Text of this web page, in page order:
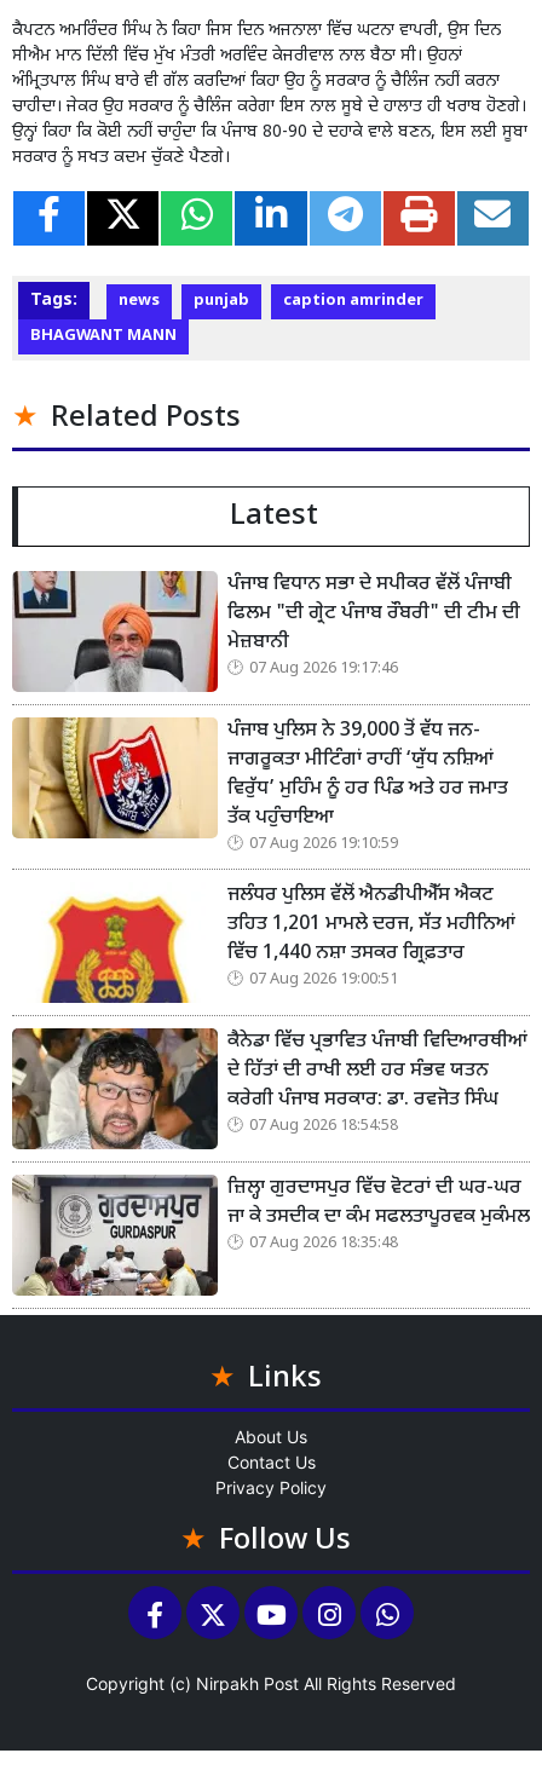
ਕੈਪਟਨ ਅਮਰਿੰਦਰ ਸਿੰਘ ਨੇ ਕਿਹਾ ਜਿਸ ਦਿਨ ਅਜਨਾਲਾ ਵਿੱਚ ਘਟਨਾ ਵਾਪਰੀ, ਉਸ ਦਿਨ
ਸੀਐਮ ਮਾਨ ਦਿੱਲੀ ਵਿੱਚ ਮੁੱਖ ਮੰਤਰੀ ਅਰਵਿੰਦ ਕੇਜਰੀਵਾਲ ਨਾਲ ਬੈਠਾ ਸੀ। ਉਹਨਾਂ
ਅੰਮ੍ਰਿਤਪਾਲ ਸਿੰਘ ਬਾਰੇ ਵੀ ਗੱਲ ਕਰਦਿਆਂ ਕਿਹਾ ਉਹ ਨੂੰ ਸਰਕਾਰ ਨੂੰ ਚੈਲਿੰਜ ਨਹੀਂ ਕਰਨਾ
ਚਾਹੀਦਾ। ਜੇਕਰ ਉਹ ਸਰਕਾਰ ਨੂੰ ਚੈਲਿੰਜ ਕਰੇਗਾ ਇਸ ਨਾਲ ਸੂਬੇ ਦੇ ਹਾਲਾਤ ਹੀ ਖਰਾਬ ਹੋਣਗੇ।
ਉਨ੍ਹਾਂ ਕਿਹਾ ਕਿ ਕੋਈ ਨਹੀਂ ਚਾਹੁੰਦਾ ਕਿ ਪੰਜਾਬ 80-90 ਦੇ ਦਹਾਕੇ ਵਾਲੇ ਬਣਨ, ਇਸ ਲਈ ਸੂਬਾ
ਸਰਕਾਰ ਨੂੰ ਸਖਤ ਕਦਮ ਚੁੱਕਣੇ ਪੈਣਗੇ।
Tags: news punjab
caption amrinder
BHAGWANT MANN
Related Posts
Latest
ਪੰਜਾਬ ਵਿਧਾਨ ਸਭਾ ਦੇ ਸਪੀਕਰ ਵੱਲੋਂ ਪੰਜਾਬੀ
ਫਿਲਮ "ਦੀ ਗ੍ਰੇਟ ਪੰਜਾਬ ਰੌਬਰੀ" ਦੀ ਟੀਮ ਦੀ
ਮੇਜ਼ਬਾਨੀ
07 Aug 2026 19:17:46
ਪੰਜਾਬ ਪੁਲਿਸ ਨੇ 39,000 ਤੋਂ ਵੱਧ ਜਨ-
ਜਾਗਰੂਕਤਾ ਮੀਟਿੰਗਾਂ ਰਾਹੀਂ ‘ਯੁੱਧ ਨਸ਼ਿਆਂ
ਵਿਰੁੱਧ’ ਮੁਹਿੰਮ ਨੂੰ ਹਰ ਪਿੰਡ ਅਤੇ ਹਰ ਜਮਾਤ
ਤੱਕ ਪਹੁੰਚਾਇਆ
07 Aug 2026 19:10:59
ਜਲੰਧਰ ਪੁਲਿਸ ਵੱਲੋਂ ਐਨਡੀਪੀਐੱਸ ਐਕਟ
ਤਹਿਤ 1,201 ਮਾਮਲੇ ਦਰਜ, ਸੱਤ ਮਹੀਨਿਆਂ
ਵਿੱਚ 1,440 ਨਸ਼ਾ ਤਸਕਰ ਗ੍ਰਿਫ਼ਤਾਰ
07 Aug 2026 19:00:51
ਕੈਨੇਡਾ ਵਿੱਚ ਪ੍ਰਭਾਵਿਤ ਪੰਜਾਬੀ ਵਿਦਿਆਰਥੀਆਂ
ਦੇ ਹਿੱਤਾਂ ਦੀ ਰਾਖੀ ਲਈ ਹਰ ਸੰਭਵ ਯਤਨ
ਕਰੇਗੀ ਪੰਜਾਬ ਸਰਕਾਰ: ਡਾ. ਰਵਜੋਤ ਸਿੰਘ
07 Aug 2026 18:54:58
ਜ਼ਿਲ੍ਹਾ ਗੁਰਦਾਸਪੁਰ ਵਿੱਚ ਵੋਟਰਾਂ ਦੀ ਘਰ-ਘਰ
ਜਾ ਕੇ ਤਸਦੀਕ ਦਾ ਕੰਮ ਸਫਲਤਾਪੂਰਵਕ ਮੁਕੰਮਲ
07 Aug 2026 18:35:48
Links
About Us
Contact Us
Privacy Policy
Follow Us
Copyright (c) Nirpakh Post All Rights Reserved